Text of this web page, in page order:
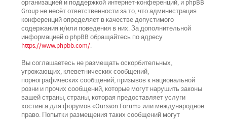
организацией и поддержкой интернет-конференций, и phpBB
Group не несёт ответственности за то, что администрация
конференций определяет в качестве допустимого
содержания и/или поведения в них. За дополнительной
информацией о phpBB обращайтесь по адресу
https://www.phpbb.com/.
Вы соглашаетесь не размещать оскорбительных,
угрожающих, клеветнических сообщений,
порнографических сообщений, призывов к национальной
розни и прочих сообщений, которые могут нарушить законы
вашей страны, страны, которая предоставляет услуги
хостинга для форумов «Oursson Forum» или международное
право. Попытки размещения таких сообщений могут